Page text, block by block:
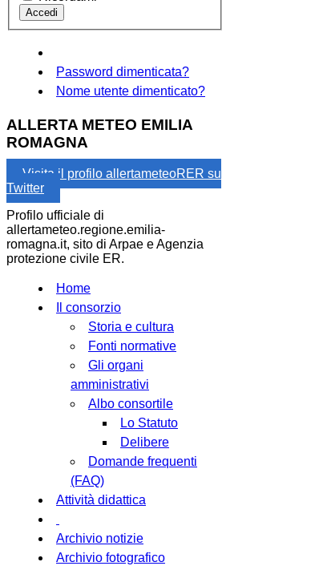
Password dimenticata?
Nome utente dimenticato?
ALLERTA METEO EMILIA
ROMAGNA
Visita il profilo allertameteoRER su
Twitter
Profilo ufficiale di
allertameteo.regione.emilia-
romagna.it, sito di Arpae e Agenzia
protezione civile ER.
Home
Il consorzio
Storia e cultura
Fonti normative
Gli organi
amministrativi
Albo consortile
Lo Statuto
Delibere
Domande frequenti
(FAQ)
Attività didattica
Archivio notizie
Archivio fotografico